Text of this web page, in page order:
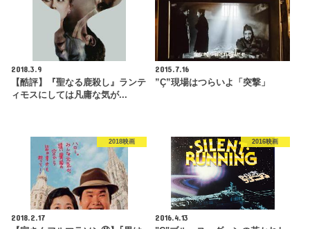
2018.3.9
【酷評】『聖なる鹿殺し』ランテ
ィモスにしては凡庸な気が...
2015.7.16
”Ç”現場はつらいよ「突撃」
2018映画
2018.2.17
2016映画
2016.4.13